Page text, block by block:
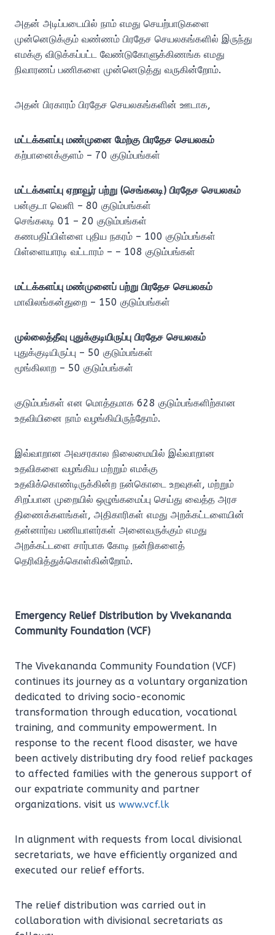
அதன் அடிப்படையில் நாம் எமது செயற்பாடுகளை
முன்னெடுக்கும் வண்ணம் பிரதேச செயலகங்களில் இருந்து
எமக்கு விடுக்கப்பட்ட வேண்டுகோளுக்கிணங்க எமது
நிவாரணப் பணிகளை முன்னெடுத்து வருகின்றோம்.
அதன் பிரகாரம் பிரதேச செயலகங்களின் ஊடாக,
மட்டக்களப்பு மண்முனை மேற்கு பிரதேச செயலகம்
கற்பானைக்குளம் – 70 குடும்பங்கள்
மட்டக்களப்பு ஏறாவூர் பற்று (செங்கலடி) பிரதேச செயலகம்
பன்குடா வெளி – 80 குடும்பங்கள்
செங்கலடி 01 – 20 குடும்பங்கள்
கணபதிப்பிள்ளை புதிய நகரம் – 100 குடும்பங்கள்
பிள்ளையாரடி வட்டாரம் – – 108 குடும்பங்கள்
மட்டக்களப்பு மண்முனைப் பற்று பிரதேச செயலகம்
மாவிலங்கன்துறை – 150 குடும்பங்கள்
முல்லைத்தீவு புதுக்குடியிருப்பு பிரதேச செயலகம்
புதுக்குடியிருப்பு – 50 குடும்பங்கள்
மூங்கிலாற – 50 குடும்பங்கள்
குடும்பங்கள் என மொத்தமாக 628 குடும்பங்களிற்கான
உதவியினை நாம் வழங்கியிருந்தோம்.
இவ்வாறான அவசரகால நிலைமையில் இவ்வாறான
உதவிகளை வழங்கிய மற்றும் எமக்கு
உதவிக்கொண்டிருக்கின்ற நன்கொடை உறவுகள், மற்றும்
சிறப்பான முறையில் ஒழுங்கமைப்பு செய்து வைத்த அரச
திணைக்களங்கள், அதிகாரிகள் எமது அறக்கட்டளையின்
தன்னார்வ பணியாளர்கள் அனைவருக்கும் எமது
அறக்கட்டளை சார்பாக கோடி நன்றிகளைத்
தெரிவித்துக்கொள்கின்றோம்.
Emergency Relief Distribution by Vivekananda
Community Foundation (VCF)
The Vivekananda Community Foundation (VCF)
continues its journey as a voluntary organization
dedicated to driving socio-economic
transformation through education, vocational
training, and community empowerment. In
response to the recent flood disaster, we have
been actively distributing dry food relief packages
to affected families with the generous support of
our expatriate community and partner
organizations. visit us www.vcf.lk
In alignment with requests from local divisional
secretariats, we have efficiently organized and
executed our relief efforts.
The relief distribution was carried out in
collaboration with divisional secretariats as